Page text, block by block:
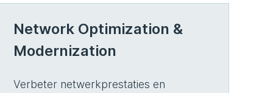
Network Optimization &
Modernization
Verbeter netwerkprestaties en